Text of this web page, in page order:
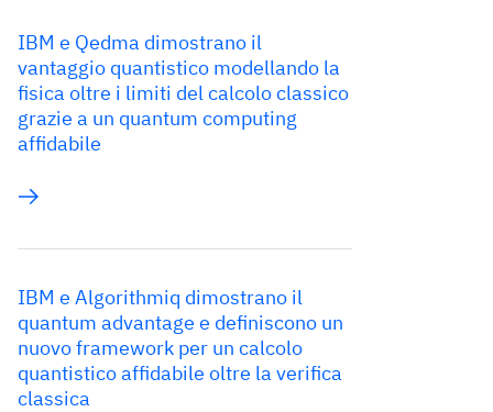
IBM e Qedma dimostrano il
vantaggio quantistico modellando la
fisica oltre i limiti del calcolo classico
grazie a un quantum computing
affidabile
IBM e Algorithmiq dimostrano il
quantum advantage e definiscono un
nuovo framework per un calcolo
quantistico affidabile oltre la verifica
classica